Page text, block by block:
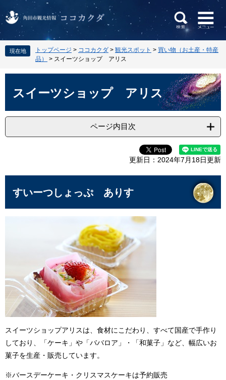
ペ
ー
す
メ
ニ
し
現在地 トップページ > ココカクダ > 観光スポット > 買い物（お土産・特産
品）
> スイーツショップ アリス
スイーツショップ アリス
ページ内目次
更新日：2024年7月18日更新
すいーつしょっぷ ありす
スイーツショップアリスは、食材にこだわり、すべて国産で手作り
しており、「ケーキ」や「ババロア」・「和菓子」など、幅広いお
菓子を生産・販売しています。
※バースデーケーキ・クリスマスケーキは予約販売